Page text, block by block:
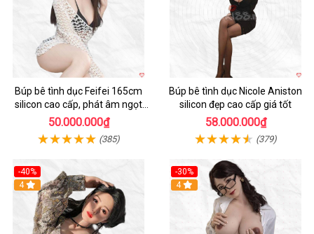
Búp bê tình dục Feifei 165cm
silicon cao cấp, phát âm ngọt
ngào, chân thực
50.000.000₫
(385)
Búp bê tình dục Nicole Aniston
silicon đẹp cao cấp giá tốt
58.000.000₫
(379)
-40%
4
-30%
4